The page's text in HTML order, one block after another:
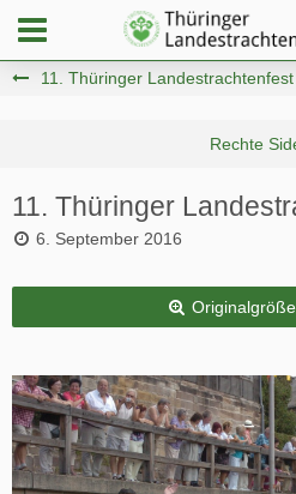
11. Thüringer Landestrachtenfest
11. Thüringer
6. September 2016